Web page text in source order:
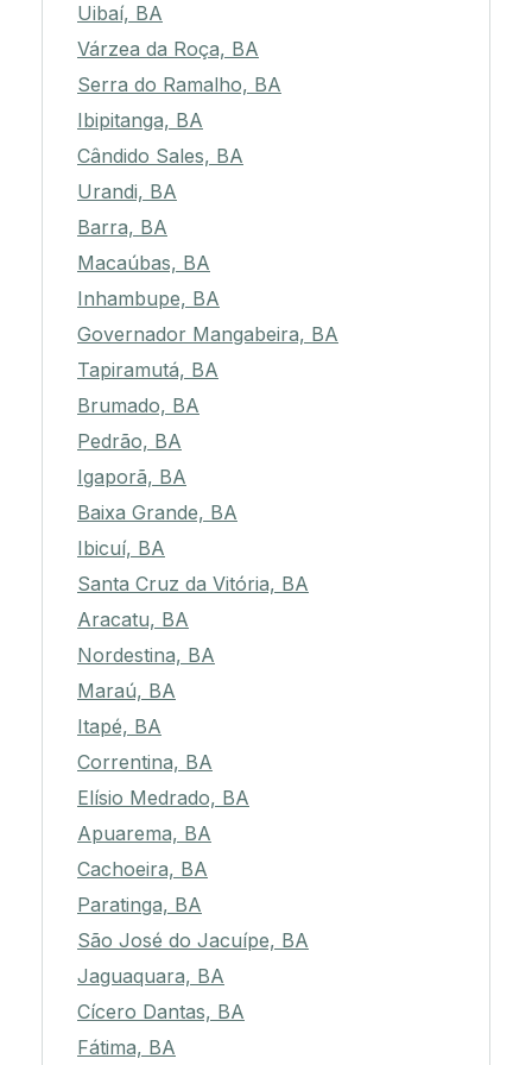
Uibaí, BA
Várzea da Roça, BA
Serra do Ramalho, BA
Ibipitanga, BA
Cândido Sales, BA
Urandi, BA
Barra, BA
Macaúbas, BA
Inhambupe, BA
Governador Mangabeira, BA
Tapiramutá, BA
Brumado, BA
Pedrão, BA
Igaporã, BA
Baixa Grande, BA
Ibicuí, BA
Santa Cruz da Vitória, BA
Aracatu, BA
Nordestina, BA
Maraú, BA
Itapé, BA
Correntina, BA
Elísio Medrado, BA
Apuarema, BA
Cachoeira, BA
Paratinga, BA
São José do Jacuípe, BA
Jaguaquara, BA
Cícero Dantas, BA
Fátima, BA